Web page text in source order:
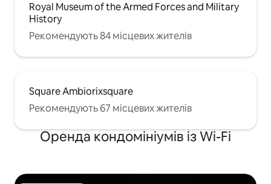
Royal Museum of the Armed Forces and Military
History
Рекомендують 84 місцевих жителів
Square Ambiorixsquare
Рекомендують 67 місцевих жителів
Оренда кондомініумів із Wi-Fi